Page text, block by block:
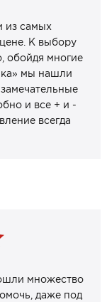
из самых
К выбору
обойдя многие
мы нашли
и все + и -
всегда
множество
даже под